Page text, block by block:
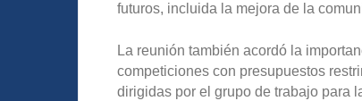
futuros, incluida la mejora de la
La reunión también acordó la
competiciones con presupuestos
dirigidas por el grupo de trabajo para